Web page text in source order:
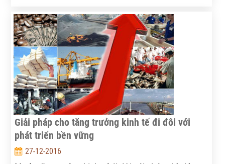
tai, nhân tai ghê gớm. Riêng thiên tai làm mất đi 1,7
tỷ USD và mất gần 1% GDP. Vượt lên tất cả, nông
nghiệp vẫn đóng góp trên 32 tỷ USD trong kim
ngạch xuất khẩu, là ngành xuất siêu với trên 10 mặt
hàng có giá trị xuất khẩu đạt trên 1 tỷ USD.
Giải pháp cho tăng trưởng kinh tế đi đôi với
phát triển bền vững
27-12-2016